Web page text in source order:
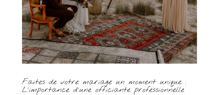
Faites de votre mariage un moment unique :
L’importance d’une officiante professionnelle